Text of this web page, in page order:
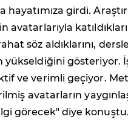
hayatımıza girdi.
avatarlarıyla
söz aldıklarını,
yükseldiğini gösteriyor.
ve verimli geçiyor.
avatarların
görecek" diye konuştu.